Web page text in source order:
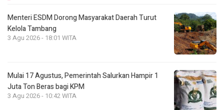
Menteri ESDM Dorong Masyarakat Daerah Turut
Kelola Tambang
3 Agu 2026 - 18:01 WITA
Mulai 17 Agustus, Pemerintah Salurkan Hampir 1
Juta Ton Beras bagi KPM
3 Agu 2026 - 10:42 WITA